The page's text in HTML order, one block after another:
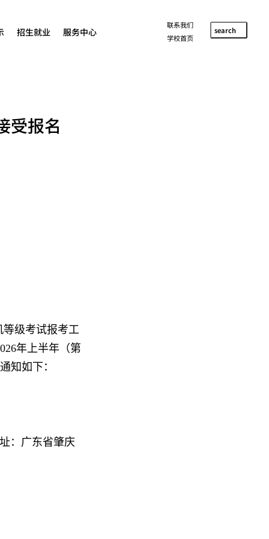
招生就业 服务中心
联系我们
学校首页
search
受报名
等级考试报考工
年上半年（第
知如下：
：广东省肇庆